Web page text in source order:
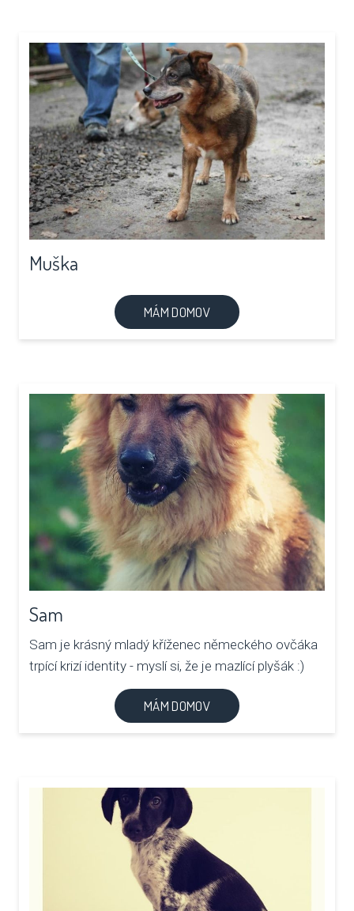
Muška
MÁM DOMOV
Sam
Sam je krásný mladý kříženec německého ovčáka
trpící krizí identity - myslí si, že je mazlící plyšák :)
MÁM DOMOV